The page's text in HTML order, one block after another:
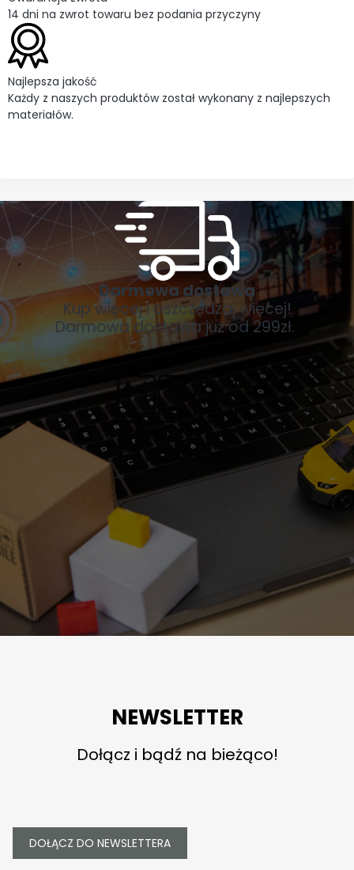
14 dni na zwrot towaru bez podania przyczyny
Najlepsza jakość
Każdy z naszych produktów został wykonany z najlepszych
materiałów.
Darmowa dostawa
Kup więcej i oszczędzaj więcej!
Darmowa dostawa już od 299zł.
NEWSLETTER
Dołącz i bądź na bieżąco!
DOŁĄCZ DO NEWSLETTERA